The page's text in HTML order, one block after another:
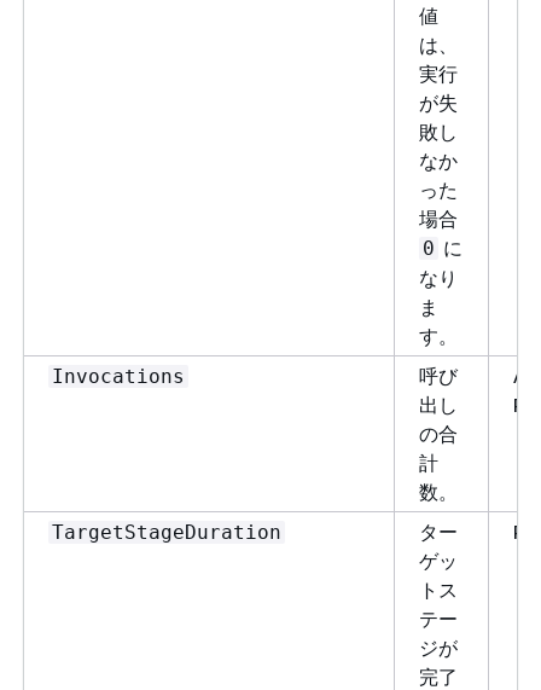
値
は、
実行
が失
敗し
なか
った
場合
0 に
なり
ま
す。
Invocations
呼び
出し
の合
計
数。
TargetStageDuration
ター
ゲッ
トス
テー
ジが
完了